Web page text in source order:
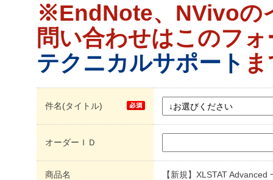
※EndNote、NVivoの
問い合わせはこのフ
テクニカルサポート
件名(タイトル)
オーダーＩＤ
商品名 【新規】XLSTAT Advanced